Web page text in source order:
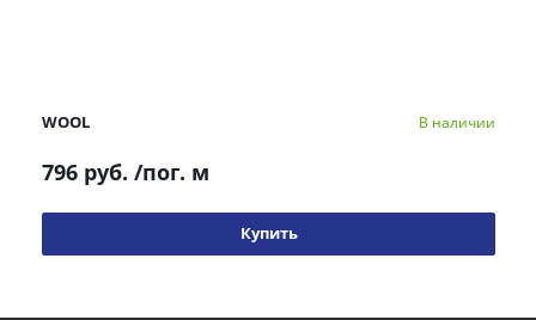
WOOL В наличии
796 руб. /пог. м
Купить